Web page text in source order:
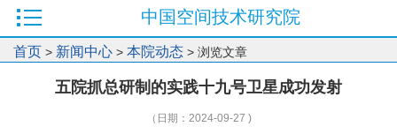
中国空间技术研究院
首页 > 新闻中心 > 本院动态 > 浏览文章
五院抓总研制的实践十九号卫星成功发射
（日期：2024-09-27 )